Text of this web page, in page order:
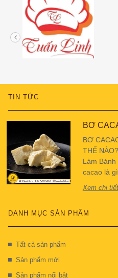
TIN TỨC
BƠ
BƠ
THẾ
Làm
cacao là
Xem chi tiết
DANH MỤC SẢN PHẨM
Tất cả sản phẩm
Sản phẩm mới
Sản phẩm nổi bật